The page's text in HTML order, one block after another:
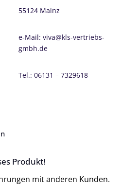
55124 Mainz
e-Mail: viva@kls-vertriebs-
gmbh.de
Tel.: 06131 – 7329618
von 0 von 5 Sternen
Produkt!
mit anderen Kunden.